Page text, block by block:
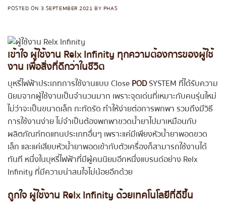
POSTED ON 3 SEPTEMBER 2021 BY PHAS
เข้าใจ ผู้ใช้งาน Relx Infinity ทุกความต้องการของผู้ใช้
งาน เพื่อสิ่งที่ดีกว่าในชีวิต
บุหรี่ไฟฟ้าประเภทการใช้งานแบบ ClosePODSYSTEM ที่ได้รับความ
นิยมจากผู้ใช้งานเป็นจำนวนมาก เพราะจุดเด่นที่เหมาะกับคนรุ่นใหม่
ไม่ว่าจะเป็นขนาดเล็ก กะทัดรัด ทำให้ง่ายต่อการพกพา รวมถึงมีวิธี
การใช้งานง่าย ไม่จำเป็นต้องพกพาขวดน้ำยาไปมาเหมือนกับ
ผลิตภัณฑ์ทดแทนประเภทอื่นๆ เพราะแค่มีเพียงหัวน้ำยาพอดขวด
เล็ก และแค่เสียบหัวน้ำยาพอดเข้ากับตัวเครื่องก็สามารถใช้งานได้
ทันที หนึ่งในบุหรี่ไฟฟ้าที่มีผู้คนนิยมอีกหนึ่งแบรนด์อย่าง Relx
Infinity ที่มีความน่าสนใจไม่น้อยอีกด้วย
ถูกใจ ผู้ใช้งาน Relx Infinity ด้วยเทคโนโลยีที่ดีขึ้น